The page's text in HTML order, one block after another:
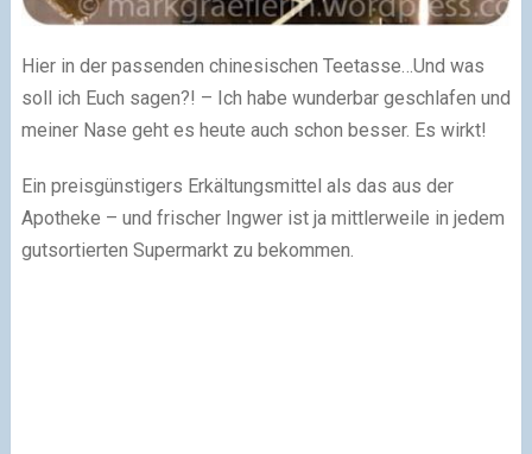
Hier in der passenden chinesischen Teetasse…Und was
soll ich Euch sagen?! – Ich habe wunderbar geschlafen und
meiner Nase geht es heute auch schon besser. Es wirkt!
Ein preisgünstigers Erkältungsmittel als das aus der
Apotheke – und frischer Ingwer ist ja mittlerweile in jedem
gutsortierten Supermarkt zu bekommen.